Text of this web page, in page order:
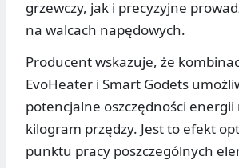
grzewczy, jak i precyzyjne
na walcach napędowych.
Producent wskazuje, że
EvoHeater i Smart Godets
potencjalne oszczędności energii
kilogram przędzy. Jest to efekt
punktu pracy poszczególnych